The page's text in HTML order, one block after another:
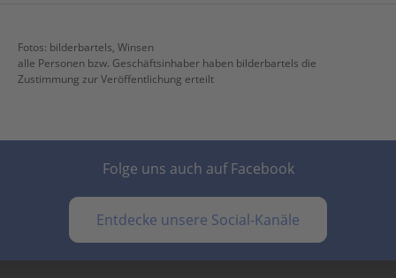
Fotos: bilderbartels, Winsen
alle Personen bzw. Geschäftsinhaber haben bilderbartels die
Zustimmung zur Veröffentlichung erteilt
Folge uns auch auf Facebook
Entdecke unsere Social-Kanäle